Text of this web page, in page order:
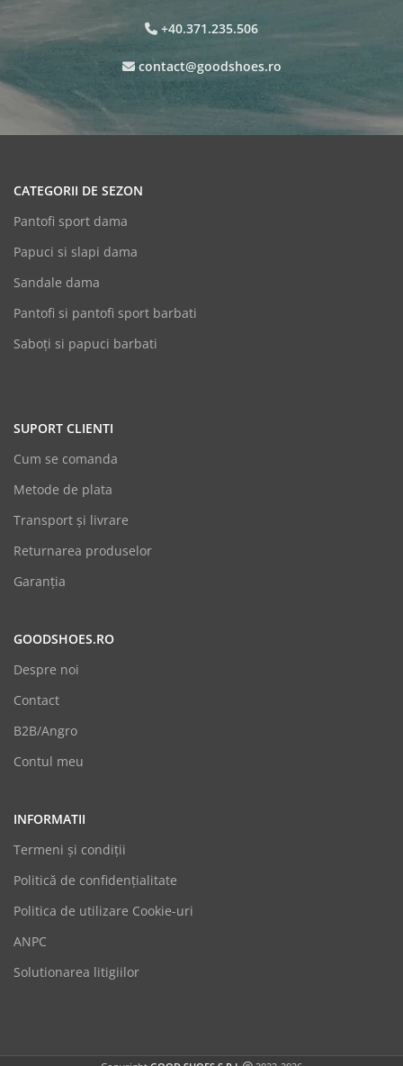
+40.371.235.506
contact@goodshoes.ro
CATEGORII DE SEZON
Pantofi sport dama
Papuci si slapi dama
Sandale dama
Pantofi si pantofi sport barbati
Saboți si papuci barbati
SUPORT CLIENTI
Cum se comanda
Metode de plata
Transport și livrare
Returnarea produselor
Garanția
GOODSHOES.RO
Despre noi
Contact
B2B/Angro
Contul meu
INFORMATII
Termeni şi condiții
Politică de confidențialitate
Politica de utilizare Cookie-uri
ANPC
Solutionarea litigiilor